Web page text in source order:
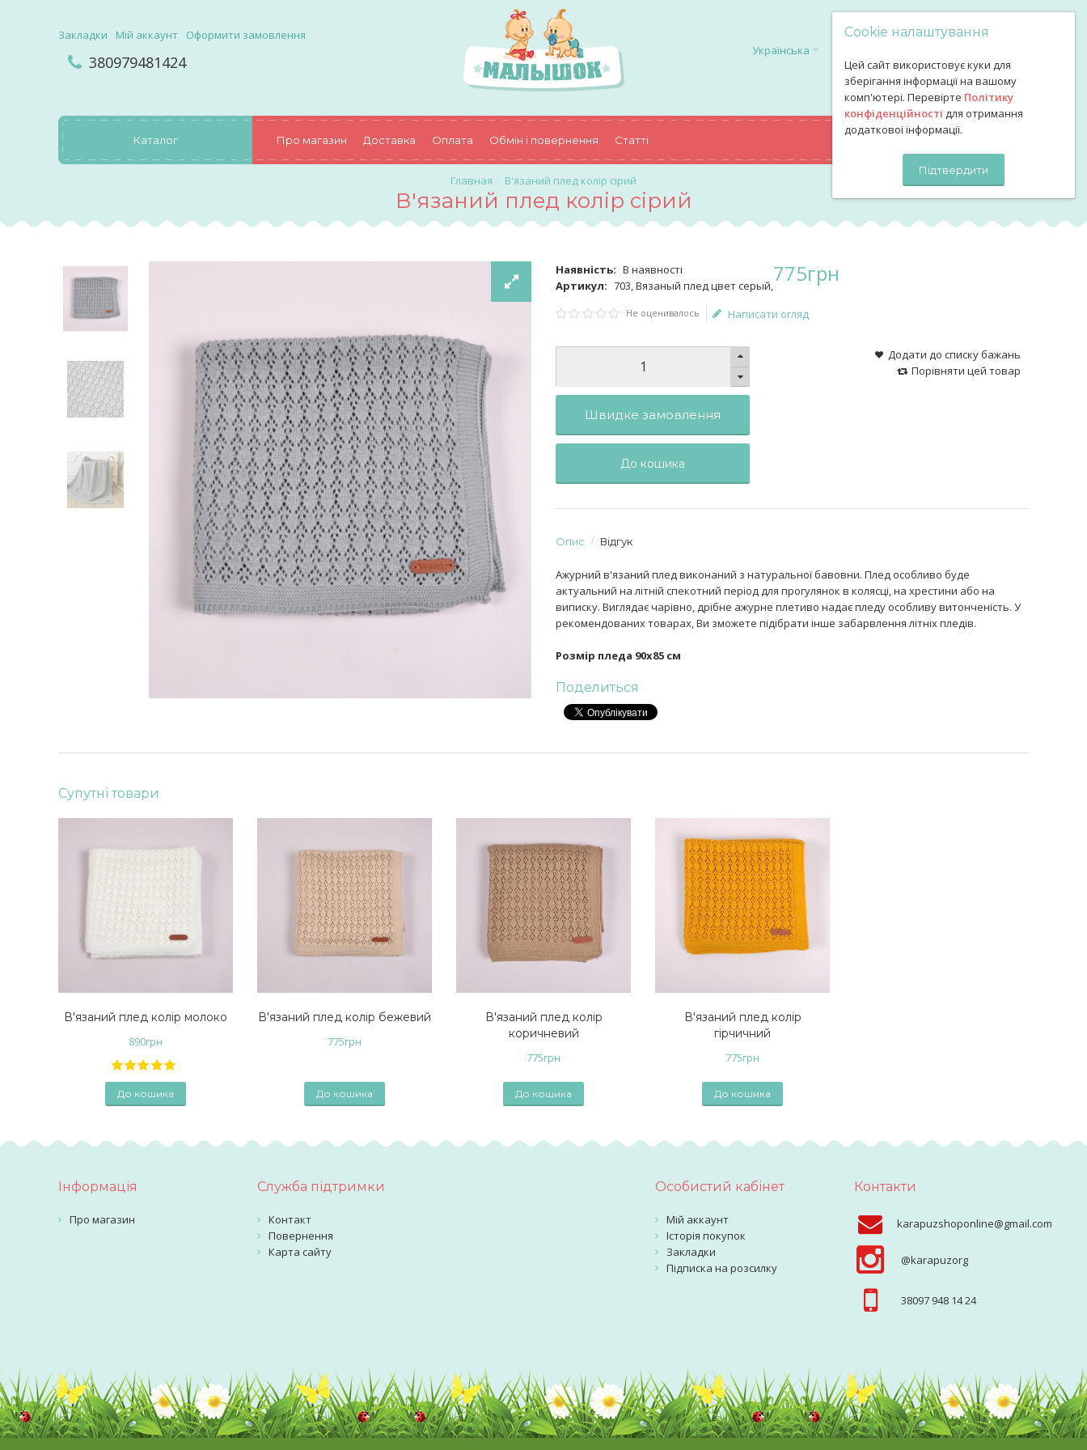
Cookie налаштування
Цей сайт використовує куки для
зберігання інформації на вашому
комп'ютері. Перевірте Політику
конфіденційності для отримання
додаткової інформації.
Підтвердити
Закладки Мій аккаунт Оформити замовлення
380979481424
Українська
Каталог Про магазин Доставка Оплата Обмін і повернення Статті КОШИК
В'язаний плед колір сірий
В'язаний плед колір сірий
Наявність: В наявності
Артикул: 703, Вязаный плед цвет серый,775грн
Не оценивалось Написати огляд
Швидке замовлення
До кошика
Додати до списку бажань
Порівняти цей товар
Опис Відгук
Ажурний в'язаний плед виконаний з натуральної бавовни. Плед особливо буде
актуальний на літній спекотний період для прогулянок в колясці, на хрестини або на
виписку. Виглядає чарівно, дрібне ажурне плетиво надає пледу особливу витонченість. У
рекомендованих товарах, Ви зможете підібрати інше забарвлення літніх пледів.
Розмір пледа 90х85 см
Поделиться
Супутні товари
В'язаний плед колір молоко
890грн
До кошика
В'язаний плед колір бежевий
775грн
До кошика
В'язаний плед колір
коричневий
775грн
До кошика
В'язаний плед колір
гірчичний
775грн
До кошика
Інформація
Про магазин
Служба підтримки
Контакт
Повернення
Карта сайту
Особистий кабінет
Мій аккаунт
Історія покупок
Закладки
Підписка на розсилку
Контакти
karapuzshoponline@gmail.com
@karapuzorg
38097 948 14 24